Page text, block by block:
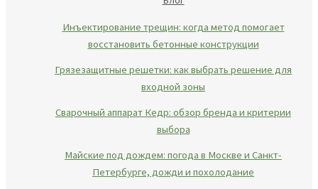
Инъектирование трещин: когда метод помогает
восстановить бетонные конструкции
Грязезащитные решетки: как выбрать решение для
входной зоны
Сварочный аппарат Кедр: обзор бренда и критерии
выбора
Майские под дождем: погода в Москве и Санкт-
Петербурге, дожди и похолодание